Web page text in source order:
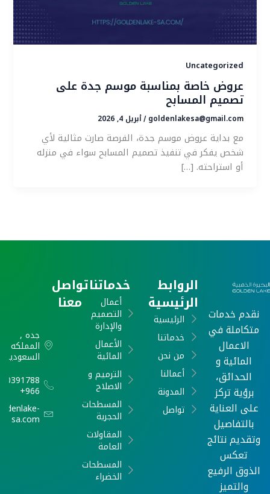
Uncategorized
عروض خاصة بمناسبة موسم جدة على
تصميم المسابح
goldenlakesa@gmail.com
/أبريل 4, 2026
مع بداية عروض موسم جدة، الفرصة صارت مثالية لأي
شخص يفكر في تنفيذ تصميم المسابح سواء في منزله
أو استراحته. […]
نقدم خدمات
متكاملة في
الاعمال
المائية و
الحدائق،
برؤية تركز
على العناية
بالتفاصيل
وتقديم نتائج
تعكس
الذوق الرفيع
والتميز
الروابط
الرئيسية
الرئيسية
خدماتنا
من نحن
أعمالنا
المدونة
تواصل
خدماتنا
أعمال
التصميم
والإدارة
الأعمال
المائية
الترميم و
الاصلاح
المسطحات
الحجرية
المقاولات
العامة
المسطحات
الخضراء
تواصل
معنا
جده ,
المملكه
السعودية
966+
sa.com